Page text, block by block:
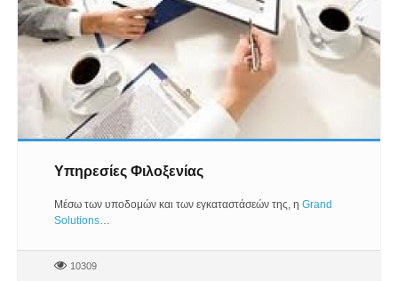
Υπηρεσίες Φιλοξενίας
Μέσω των υποδομών και των εγκαταστάσεών της, η Grand
Solutions…
10309